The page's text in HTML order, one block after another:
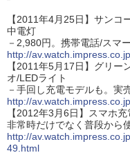
【2011年4月25日】サンコ
中電灯
－2,980円。携帯電話/スマ
http://
【2011年5月17日】グリー
オ/LEDライト
－手回し充電モデルも。実
http://
【2012年3月6日】スマホ
非常時だけでなく普段から
http://
49.html